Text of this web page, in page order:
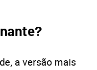
a versão mais